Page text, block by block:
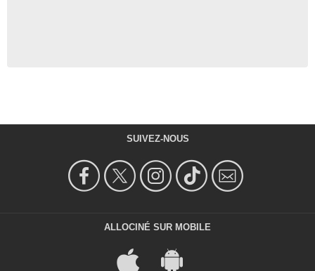
SUIVEZ-NOUS
ALLOCINÉ SUR MOBILE